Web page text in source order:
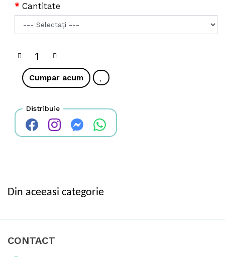
Cantitate
Cumpar acum
Distribuie
Din aceeasi categorie
CONTACT